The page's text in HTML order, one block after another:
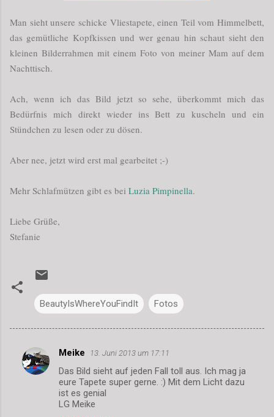
Man sieht unsere schicke Vliestapete, einen Teil vom Himmelbett,
das gemütliche Kopfkissen und wer genau hin schaut sieht den
kleinen Bilderrahmen mit einem Foto von meiner Mam auf dem
Nachttisch.
Ach, wenn ich das Bild jetzt so sehe, überkommt mich das
Bedürfnis mich direkt wieder ins Bett zu kuscheln und ein
Stündchen zu lesen oder zu dösen.
Aber nee, jetzt wird erst mal gearbeitet ;-)
Mehr Schlafmützen gibt es bei Luzia Pimpinella.
Liebe Grüße,
Stefanie
BeautyIsWhereYouFindIt Fotos
K
o
Meike 13. Juni 2013 um 17:11
Das Bild sieht auf jeden Fall toll aus. Ich mag ja
eure Tapete super gerne. :) Mit dem Licht dazu
ist es genial
LG Meike